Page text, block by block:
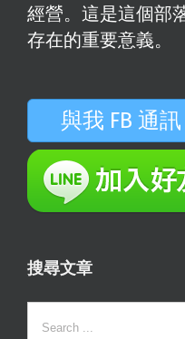
經營。這是這個部
存在的重要意義。
與我 FB
搜尋文章